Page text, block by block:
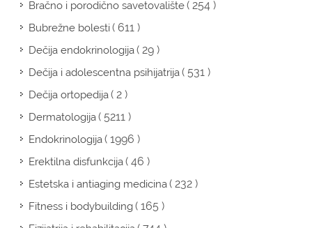
Bračno i porodično savetovalište( 254 )
Bubrežne bolesti( 611 )
Dečija endokrinologija( 29 )
Dečija i adolescentna psihijatrija( 531 )
Dečija ortopedija( 2 )
Dermatologija( 5211 )
Endokrinologija( 1996 )
Erektilna disfunkcija( 46 )
Estetska i antiaging medicina( 232 )
Fitness i bodybuilding( 165 )